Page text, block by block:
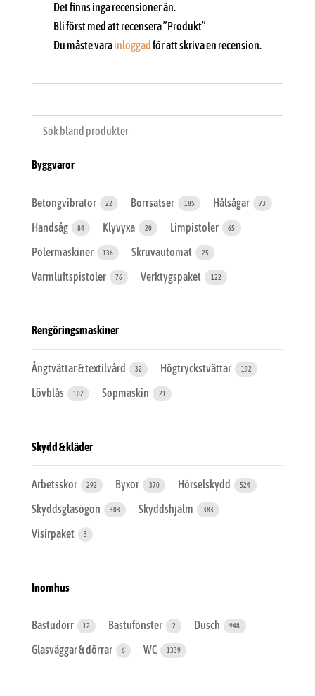
Det finns inga recensioner än.
Bli först med att recensera ”Produkt”
Du måste varainloggad för att skriva en recension.
Byggvaror
Betongvibrator 22 Borrsatser 185 Hålsågar 73
Handsåg 84 Klyvyxa 20 Limpistoler 65
Polermaskiner 136 Skruvautomat 25
Varmluftspistoler 76 Verktygspaket 122
Rengöringsmaskiner
Ångtvättar & textilvård 32 Högtryckstvättar 192
Lövblås 102 Sopmaskin 21
Skydd & kläder
Arbetsskor 292 Byxor 370 Hörselskydd 524
Skyddsglasögon 303 Skyddshjälm 383
Visirpaket 3
Inomhus
Bastudörr 12 Bastufönster 2 Dusch 948
Glasväggar & dörrar 6 WC 1339